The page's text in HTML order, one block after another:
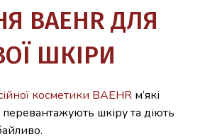
BAEHR ДЛЯ
ШКІРИ
косметики BAEHR м’які
шкіру та діють